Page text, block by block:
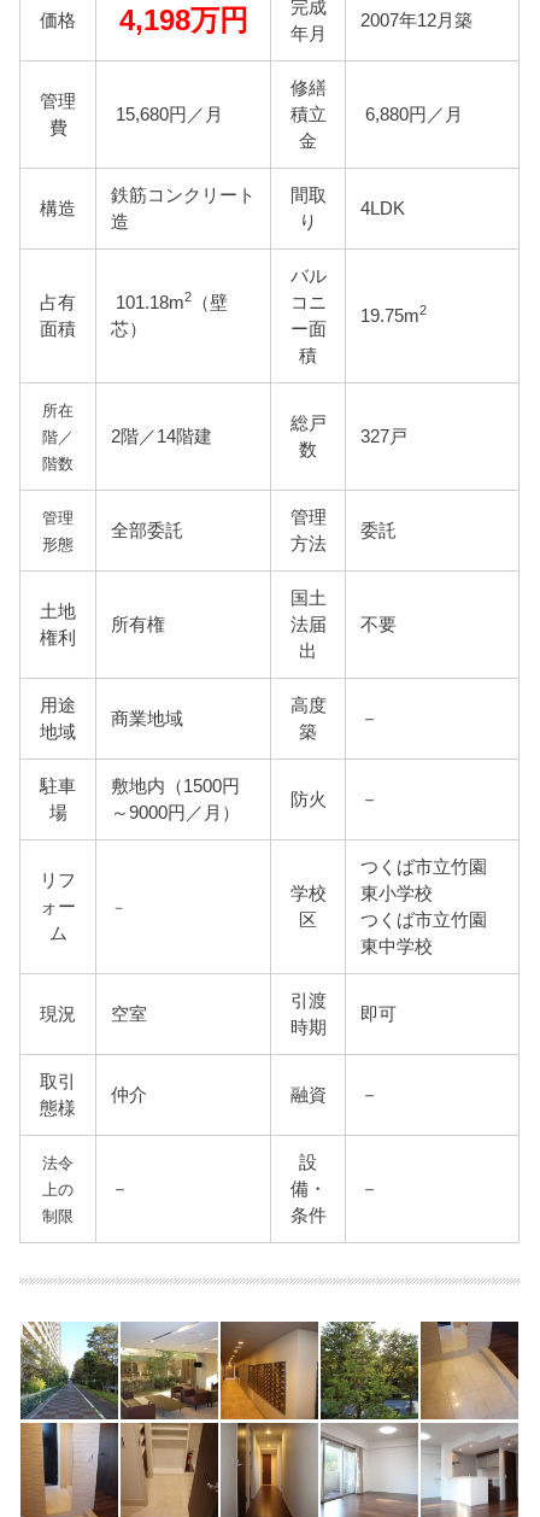
価格 4,198万円
完成
年月
2007年12月築
管理
費
15,680円／月
修繕
積立
金
6,880円／月
構造
鉄筋コンクリート
造
間取
り
4LDK
占有
面積
101.18m2
（壁
芯）
バル
コニ
ー面
積
19.75m2
所在
階／
階数
2階／14階建
総戸
数
327戸
管理
形態
全部委託
管理
方法
委託
土地
権利
所有権
国土
法届
出
不要
用途
地域
商業地域
高度
築
－
駐車
場
敷地内（1500円
～9000円／月）
防火 －
リフ
ォー
ム
－
学校
区
つくば市立竹園
東小学校
つくば市立竹園
東中学校
現況 空室
引渡
時期
即可
取引
態様
仲介 融資 －
法令
上の
制限
－
設
備・
条件
－